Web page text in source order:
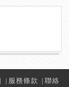
服務條款 聯絡